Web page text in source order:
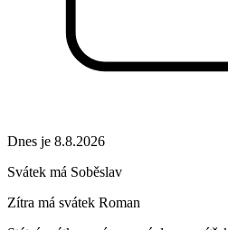
Dnes je 8.8.2026
Svátek má Soběslav
Zítra má svátek Roman